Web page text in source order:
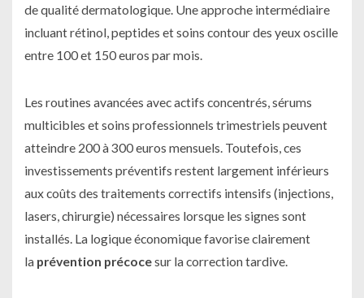
de qualité dermatologique. Une approche intermédiaire
incluant rétinol, peptides et soins contour des yeux oscille
entre 100 et 150 euros par mois.
Les routines avancées avec actifs concentrés, sérums
multicibles et soins professionnels trimestriels peuvent
atteindre 200 à 300 euros mensuels. Toutefois, ces
investissements préventifs restent largement inférieurs
aux coûts des traitements correctifs intensifs (injections,
lasers, chirurgie) nécessaires lorsque les signes sont
installés. La logique économique favorise clairement
la prévention précocesur la correction tardive.